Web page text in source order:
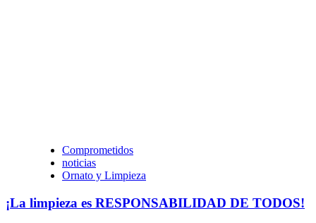
Comprometidos
noticias
Ornato y Limpieza
¡La limpieza es RESPONSABILIDAD DE TODOS!